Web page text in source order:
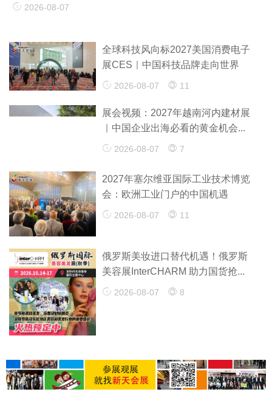
2026-08-07
全球科技风向标2027美国消费电子
展CES｜中国科技品牌走向世界
2026-08-07 11
展会视频：2027年越南河内建材展
｜中国企业出海必看的黄金机会...
2026-08-07 7
2027年塞尔维亚国际工业技术博览
会：欧洲工业门户的中国机遇
2026-08-07 11
俄罗斯美妆进口替代机遇！俄罗斯
美容展InterCHARM 助力国货抢...
2026-08-07 8